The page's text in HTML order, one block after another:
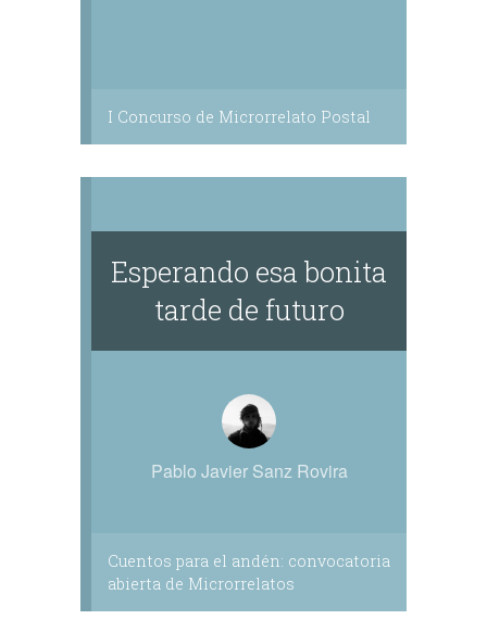
I Concurso de Microrrelato Postal
Esperando esa bonita
tarde de futuro
Pablo Javier Sanz Rovira
Cuentos para el andén: convocatoria
abierta de Microrrelatos